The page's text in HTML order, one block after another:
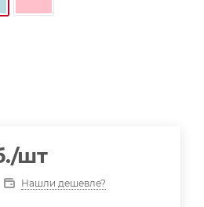
/шт
Нашли дешевле?